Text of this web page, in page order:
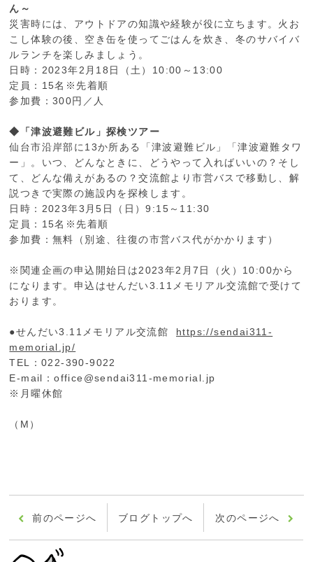
ん～
災害時には、アウトドアの知識や経験が役に立ちます。火お
こし体験の後、空き缶を使ってごはんを炊き、冬のサバイバ
ルランチを楽しみましょう。
日時：2023年2月18日（土）10:00～13:00
定員：15名※先着順
参加費：300円／人
◆「津波避難ビル」探検ツアー
仙台市沿岸部に13か所ある「津波避難ビル」「津波避難タワ
ー」。いつ、どんなときに、どうやって入ればいいの？そし
て、どんな備えがあるの？交流館より市営バスで移動し、解
説つきで実際の施設内を探検します。
日時：2023年3月5日（日）9:15～11:30
定員：15名※先着順
参加費：無料（別途、往復の市営バス代がかかります）
※関連企画の申込開始日は2023年2月7日（火）10:00から
になります。申込はせんだい3.11メモリアル交流館で受けて
おります。
●せんだい3.11メモリアル交流館 https://sendai311-
memorial.jp/
TEL：022-390-9022
E-mail：office@sendai311-memorial.jp
※月曜休館
（M）
前のページへ ブログトップへ 次のページへ